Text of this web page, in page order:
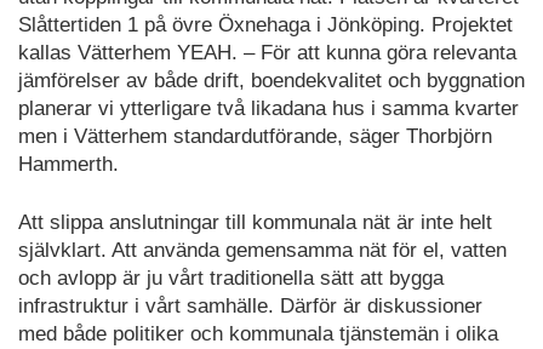
Slåttertiden 1 på övre Öxnehaga i Jönköping. Projektet
kallas Vätterhem YEAH. – För att kunna göra relevanta
jämförelser av både drift, boendekvalitet och byggnation
planerar vi ytterligare två likadana hus i samma kvarter
men i Vätterhem standardutförande, säger Thorbjörn
Hammerth.
Att slippa anslutningar till kommunala nät är inte helt
självklart. Att använda gemensamma nät för el, vatten
och avlopp är ju vårt traditionella sätt att bygga
infrastruktur i vårt samhälle. Därför är diskussioner
med både politiker och kommunala tjänstemän i olika